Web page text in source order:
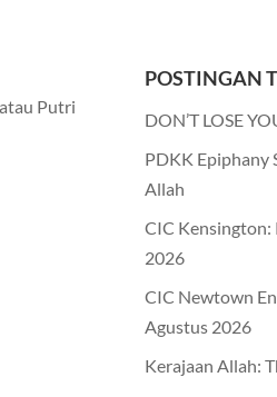
Putri
POSTINGAN
DON’T LOSE
PDKK Epiphany
Allah
CIC Kensington:
2026
CIC Newtown
Agustus 2026
Kerajaan Allah: